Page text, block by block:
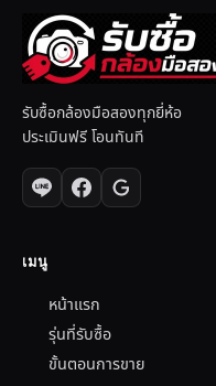
รับซื้อกล้องมือสองทุกยี่ห้อ
ประเมินฟรี โอนทันที
เมนู
หน้าแรก
รุ่นที่รับซื้อ
ขั้นตอนการขาย